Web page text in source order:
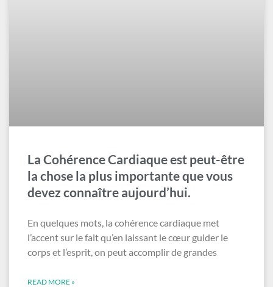
La Cohérence Cardiaque est peut-être
la chose la plus importante que vous
devez connaître aujourd’hui.
En quelques mots, la cohérence cardiaque met
l’accent sur le fait qu’en laissant le cœur guider le
corps et l’esprit, on peut accomplir de grandes
READ MORE »